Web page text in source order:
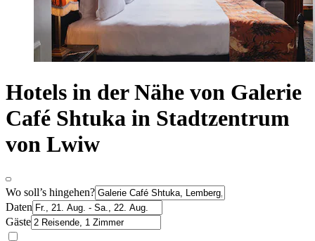
Hotels in der Nähe von Galerie
Café Shtuka in Stadtzentrum
von Lwiw
Wo soll’s hingehen?
Daten
Gäste